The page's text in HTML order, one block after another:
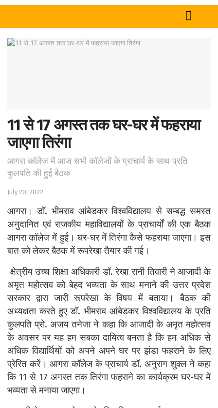
11 से 17 अगस्त तक घर-घर में फहराया
जाएगा तिरंगा
आगरा कॉलेज में आज सभी कॉलेजों के प्राचार्य के साथ प्रति
कुलपति की हुई बैठक
July 20, 2022
आगरा। डॉ. भीमराव आंबेडकर विश्वविद्यालय से सम्बद्ध समस्त
अनुदानित एवं राजकीय महाविद्यालयों के प्राचार्यों की एक बैठक
आगरा कॉलेज में हुई। घर-घर में तिरंगा कैसे फहराया जाएगा। इस
बात को लेकर बैठक में रूपरेखा तैयार की गई।
क्षेत्रीय उच्च शिक्षा अधिकारी डॉ. रेखा रानी तिवारी ने आजादी के
अमृत महोत्सव को बेहद भव्यता के साथ मनाने की उत्तर प्रदेश
सरकार द्वारा जारी रूपरेखा के विषय में बताया।बैठक की
अध्यक्षता करते हुए डॉ. भीमराव आंबेडकर विश्वविद्यालय के प्रति
कुलपति प्रो. अजय तनेजा ने कहा कि आजादी के अमृत महोत्सव
के अवसर पर यह हम सबका दायित्व बनता है कि हम अधिक से
अधिक विद्यार्थियों को अपने अपने घर पर झंडा फहराने के लिए
प्रेरित करें। आगरा कॉलेज के प्राचार्य डॉ. अनुराग शुक्ल ने कहा
कि 11 से 17 अगस्त तक तिरंगा फहराने का कार्यक्रम घर-घर में
भव्यता से मनाया जाएगा।
Western